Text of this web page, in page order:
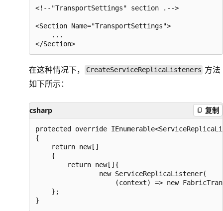
<!--"TransportSettings" section .-->
<Section Name="TransportSettings">
    ...
在这种情况下， CreateServiceReplicaListeners 方法
如下所示：
csharp 复制
protected override
{
    return new[]
    {
        return new[]{
                new ServiceReplicaListener(
(context) => new
    };